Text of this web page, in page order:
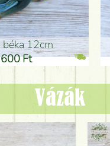
béka 12cm
Ft
Vázák